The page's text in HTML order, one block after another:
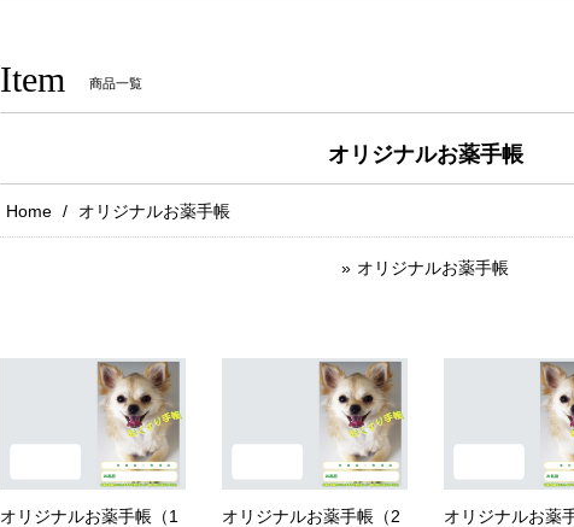
Item 商品一覧
オリジナルお薬手帳
Home オリジナルお薬手帳
オリジナルお薬手帳
オリジナルお薬手帳（1
オリジナルお薬手帳（2
オリジナルお薬